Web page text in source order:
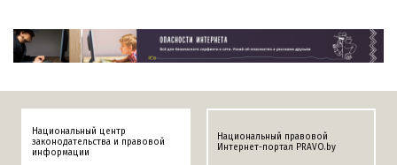
Национальный центр
законодательства и правовой
информации
Национальный правовой
Интернет-портал PRAVO.by